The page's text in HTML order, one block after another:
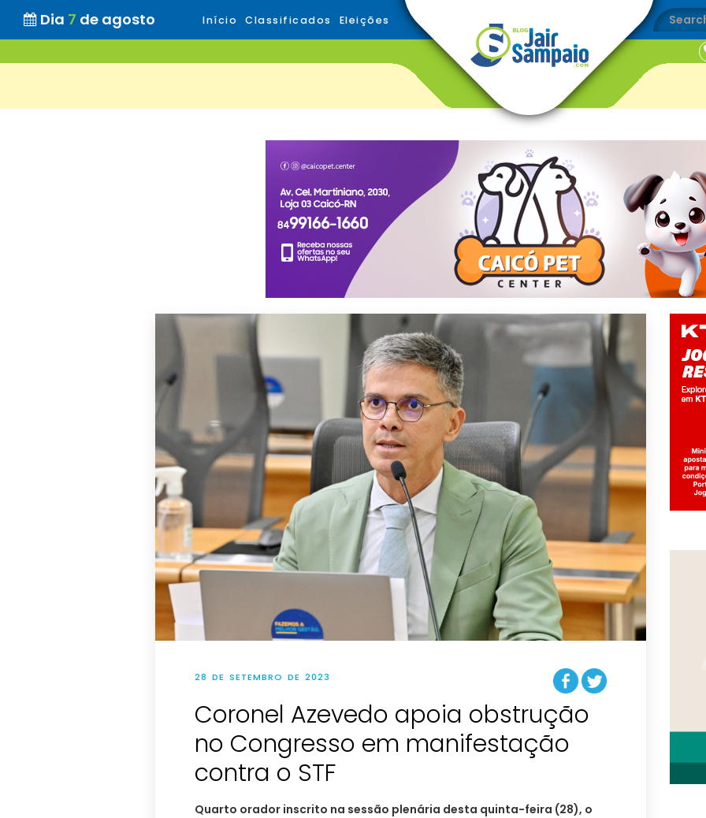
Dia 7 de agosto Início Classificados Eleições
28 DE SETEMBRO DE 2023
Coronel Azevedo apoia obstrução
no Congresso em manifestação
contra o STF
Quarto orador inscrito na sessão plenária desta quinta-feira (28), o